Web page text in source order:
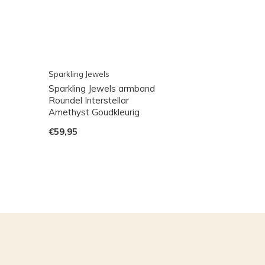
Sparkling Jewels
Sparkling Jewels armband
Roundel Interstellar
Amethyst Goudkleurig
€59,95